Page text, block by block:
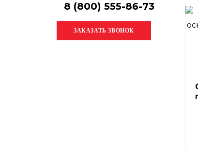
8 (800) 555-86-73